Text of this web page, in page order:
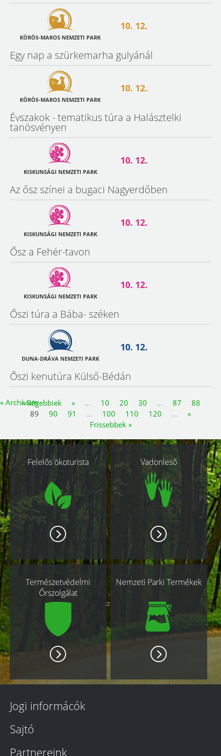
KÖRÖS-MAROS NEMZETI PARK
10. 12.
Egy nap a szürkemarha gulyánál
KÖRÖS-MAROS NEMZETI PARK
10. 12.
Évszakok - tematikus túra a Halásztelki
tanösvényen
KISKUNSÁGI NEMZETI PARK
10. 12.
Az ősz színei a bugaci Nagyerdőben
KISKUNSÁGI NEMZETI PARK
10. 12.
Ősz a Fehér-tavon
KISKUNSÁGI NEMZETI PARK
10. 12.
Őszi túra a Bába- széken
DUNA-DRÁVA NEMZETI PARK
10. 12.
Őszi kenutúra Külső-Bédán
« Archívum« Régebbiek « ... 10 20 30 ... 87
88
89
90 91 ... 100 110 120 ...
»
Frissebbek »
Kapcsolódó
oldalakFelelős ökoturista Vadonleső
Természetvédelmi
Őrszolgálat
Nemzeti Parki Termékek
Jogi informácók
Sajtó
Partnereink